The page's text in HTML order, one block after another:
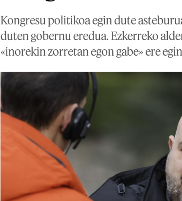
Kongresu politikoa egin dute
duten gobernu eredua. Ezkerreko
«inorekin zorretan egon gabe» ere